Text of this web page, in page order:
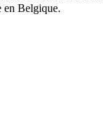
en Belgique.